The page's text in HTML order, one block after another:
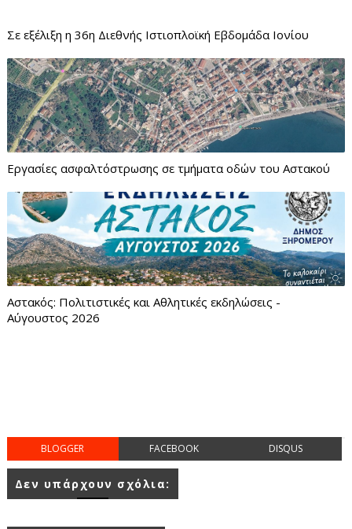
Σε εξέλιξη η 36η Διεθνής Ιστιοπλοϊκή Εβδομάδα Ιονίου
Εργασίες ασφαλτόστρωσης σε τμήματα οδών του Αστακού
Αστακός: Πολιτιστικές και Αθλητικές εκδηλώσεις -
Αύγουστος 2026
BLOGGER FACEBOOK DISQUS
Δεν υπάρχουν σχόλια: